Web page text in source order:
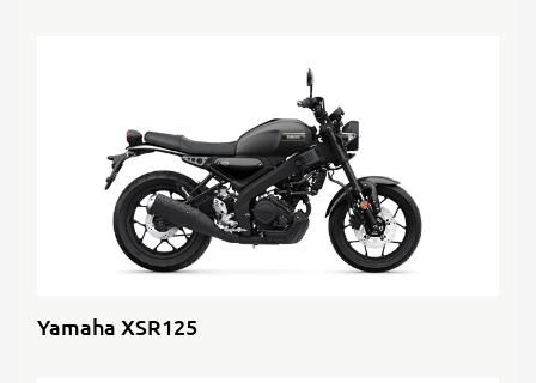
Yamaha XSR125